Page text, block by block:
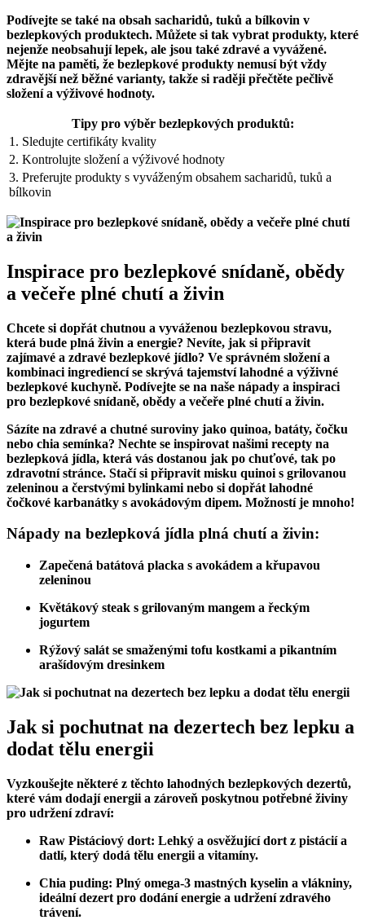
Podívejte se také na obsah sacharidů, tuků a bílkovin v
bezlepkových produktech. Můžete si tak vybrat produkty, které
nejenže neobsahují lepek, ale jsou také zdravé a vyvážené.
Mějte na paměti, že bezlepkové produkty nemusí být vždy
zdravější než běžné varianty, takže si raději přečtěte pečlivě
složení a výživové hodnoty.
Tipy pro výběr bezlepkových produktů:
1. Sledujte certifikáty kvality
2. Kontrolujte složení a výživové hodnoty
3. Preferujte produkty s vyváženým obsahem sacharidů, tuků a
bílkovin
Inspirace pro bezlepkové snídaně, obědy
a večeře plné chutí a živin
Chcete si dopřát chutnou a vyváženou bezlepkovou stravu,
která bude plná živin a energie? Nevíte, jak si připravit
zajímavé a zdravé bezlepkové jídlo? Ve správném složení a
kombinaci ingrediencí se skrývá tajemství lahodné a výživné
bezlepkové kuchyně. Podívejte se na naše nápady a inspiraci
pro bezlepkové snídaně, obědy a večeře plné chutí a živin.
Sázíte na zdravé a chutné suroviny jako quinoa, batáty, čočku
nebo chia semínka? Nechte se inspirovat našimi recepty na
bezlepková jídla, která vás dostanou jak po chuťové, tak po
zdravotní stránce. Stačí si připravit misku quinoi s grilovanou
zeleninou a čerstvými bylinkami nebo si dopřát lahodné
čočkové karbanátky s avokádovým dipem. Možností je mnoho!
Nápady na bezlepková jídla plná chutí a živin:
Zapečená batátová placka s avokádem a křupavou
zeleninou
Květákový steak s grilovaným mangem a řeckým
jogurtem
Rýžový salát se smaženými tofu kostkami a pikantním
arašídovým dresinkem
Jak si pochutnat na dezertech bez lepku a
dodat tělu energii
Vyzkoušejte některé z těchto lahodných bezlepkových dezertů,
které vám dodají energii a zároveň poskytnou potřebné živiny
pro udržení zdraví:
Raw Pistáciový dort: Lehký a osvěžující dort z pistácií a
datlí, který dodá tělu energii a vitamíny.
Chia puding: Plný omega-3 mastných kyselin a vlákniny,
ideální dezert pro dodání energie a udržení zdravého
trávení.